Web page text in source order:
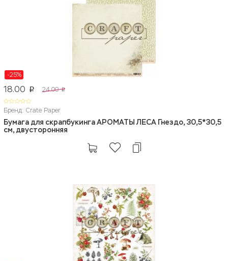
-25%
18.00 p 24.00 p
Бренд: Crate Paper
Бумага для скрапбукинга АРОМАТЫ ЛЕСА Гнездо, 30,5*30,5
см, двусторонняя